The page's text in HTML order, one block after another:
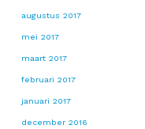
augustus 2017
mei 2017
maart 2017
februari 2017
januari 2017
december 2016